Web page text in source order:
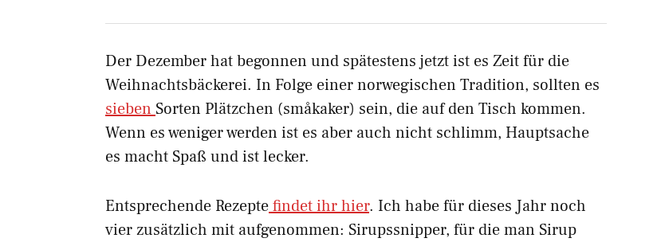
Der Dezember hat begonnen und spätestens jetzt ist es Zeit für die
Weihnachtsbäckerei. In Folge einer norwegischen Tradition, sollten es
sieben Sorten Plätzchen (småkaker) sein, die auf den Tisch kommen.
Wenn es weniger werden ist es aber auch nicht schlimm, Hauptsache
es macht Spaß und ist lecker.
Entsprechende Rezeptefindet ihr hier. Ich habe für dieses Jahr noch
vier zusätzlich mit aufgenommen: Sirupssnipper, für die man Sirup